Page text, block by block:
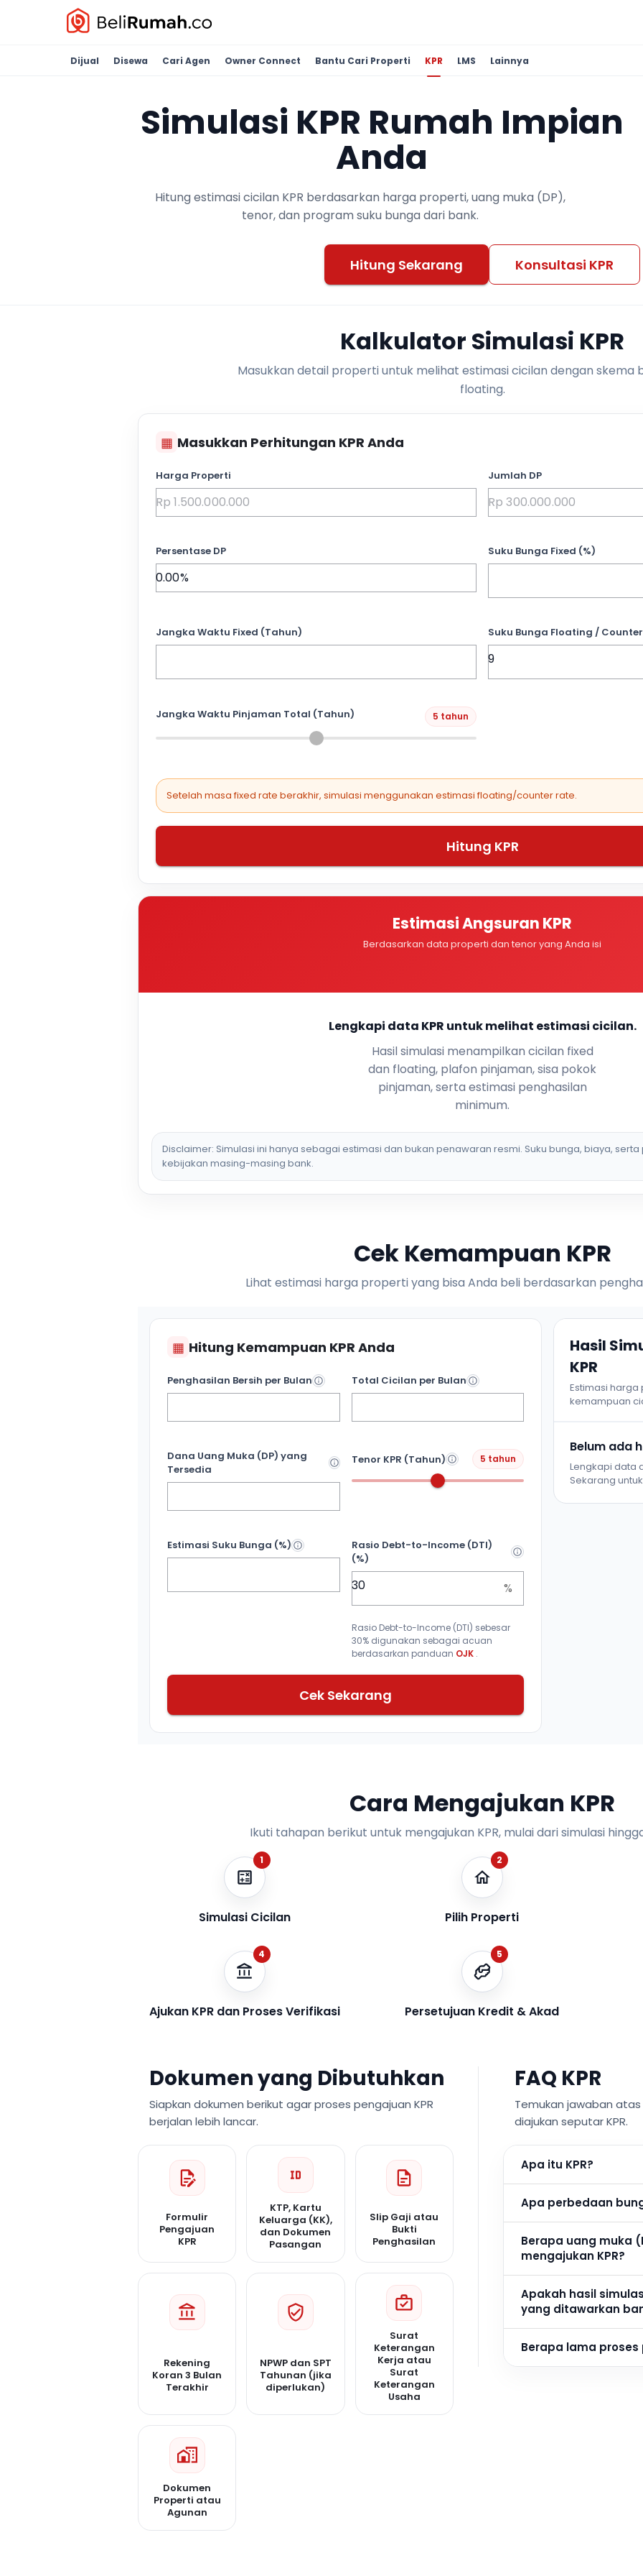
Dijual Disewa Cari Agen Owner Connect Bantu Cari Properti KPR LMS Lainnya
Simulasi KPR Rumah Impian
Anda
Hitung estimasi cicilan KPR berdasarkan harga properti, uang muka (DP),
tenor, dan program suku bunga dari bank.
Hitung Sekarang Konsultasi KPR
Kalkulator Simulasi KPR
Masukkan detail properti untuk melihat estimasi cicilan dengan skema
floating.
▦ Masukkan Perhitungan KPR Anda
Harga Properti Jumlah DP
Persentase DP Suku Bunga Fixed (%)
Jangka Waktu Fixed (Tahun) Suku Bunga Floating /
Jangka Waktu Pinjaman Total (Tahun) 5 tahun
Setelah masa fixed rate berakhir, simulasi menggunakan estimasi floating/counter rate.
Hitung KPR
Estimasi Angsuran KPR
Berdasarkan data properti dan tenor yang Anda isi
Lengkapi data KPR untuk melihat estimasi cicilan.
Hasil simulasi menampilkan cicilan fixed
dan floating, plafon pinjaman, sisa pokok
pinjaman, serta estimasi penghasilan
minimum.
Disclaimer: Simulasi ini hanya sebagai estimasi dan bukan penawaran resmi. Suku bunga, biaya,
kebijakan masing-masing bank.
Cek Kemampuan KPR
Lihat estimasi harga properti yang bisa Anda beli berdasarkan
▦ Hitung Kemampuan KPR Anda
Penghasilan Bersih per Bulan Total Cicilan per Bulan
Dana Uang Muka (DP) yang
Tersedia
Tenor KPR (Tahun) 5 tahun
Estimasi Suku Bunga (%)
Rasio Debt-to-Income (DTI)
(%)
%
Rasio Debt-to-Income (DTI) sebesar
30% digunakan sebagai acuan
berdasarkan panduan OJK .
Cek Sekarang
Hasil
KPR
Estimasi
kemampuan
Belum ada
Lengkapi data
Sekarang
Cara Mengajukan KPR
Ikuti tahapan berikut untuk mengajukan KPR, mulai dari simulasi
1
Simulasi Cicilan
2
Pilih Properti
4
Ajukan KPR dan Proses Verifikasi
5
Persetujuan Kredit & Akad
Dokumen yang Dibutuhkan
Siapkan dokumen berikut agar proses pengajuan KPR
berjalan lebih lancar.
Formulir
Pengajuan
KPR
KTP, Kartu
Keluarga (KK),
dan Dokumen
Pasangan
Slip Gaji atau
Bukti
Penghasilan
Rekening
Koran 3 Bulan
Terakhir
NPWP dan SPT
Tahunan (jika
diperlukan)
Surat
Keterangan
Kerja atau
Surat
Keterangan
Usaha
Dokumen
Properti atau
Agunan
FAQ KPR
Temukan jawaban
diajukan seputar KPR.
Apa itu KPR?
Apa perbedaan
Berapa uang muka
mengajukan KPR?
Apakah hasil
yang ditawarkan
Berapa lama proses